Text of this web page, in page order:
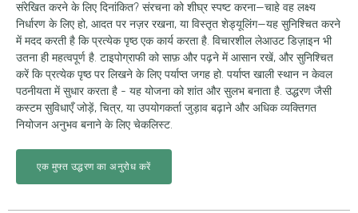
संरेखित करने के लिए दिनांकित? संरचना को शीघ्र स्पष्ट करना—चाहे वह लक्ष्य
निर्धारण के लिए हो, आदत पर नज़र रखना, या विस्तृत शेड्यूलिंग—यह सुनिश्चित करने
में मदद करती है कि प्रत्येक पृष्ठ एक कार्य करता है. विचारशील लेआउट डिज़ाइन भी
उतना ही महत्वपूर्ण है. टाइपोग्राफी को साफ़ और पढ़ने में आसान रखें, और सुनिश्चित
करें कि प्रत्येक पृष्ठ पर लिखने के लिए पर्याप्त जगह हो. पर्याप्त खाली स्थान न केवल
पठनीयता में सुधार करता है - यह योजना को शांत और सुलभ बनाता है. उद्धरण जैसी
कस्टम सुविधाएँ जोड़ें, चित्र, या उपयोगकर्ता जुड़ाव बढ़ाने और अधिक व्यक्तिगत
नियोजन अनुभव बनाने के लिए चेकलिस्ट.
एक मुफ्त उद्धरण का अनुरोध करें